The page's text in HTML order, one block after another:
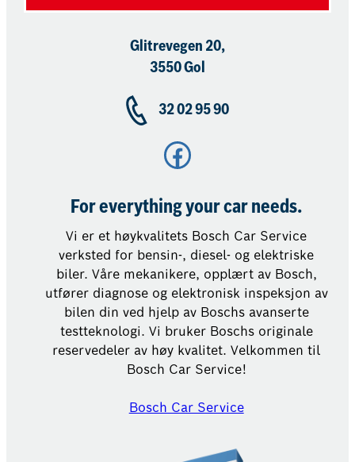
Glitrevegen 20,
3550 Gol
32 02 95 90
Facebook
For everything your car needs.
Vi er et høykvalitets Bosch Car Service
verksted for bensin-, diesel- og elektriske
biler. Våre mekanikere, opplært av Bosch,
utfører diagnose og elektronisk inspeksjon av
bilen din ved hjelp av Boschs avanserte
testteknologi. Vi bruker Boschs originale
reservedeler av høy kvalitet. Velkommen til
Bosch Car Service!
Bosch Car Service